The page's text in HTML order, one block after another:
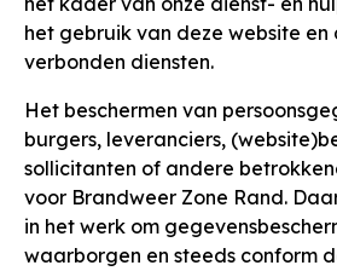
het gebruik van deze website
verbonden diensten.
Het beschermen van
burgers, leveranciers,
sollicitanten of andere
voor Brandweer Zone Rand.
in het werk om
waarborgen en steeds conform